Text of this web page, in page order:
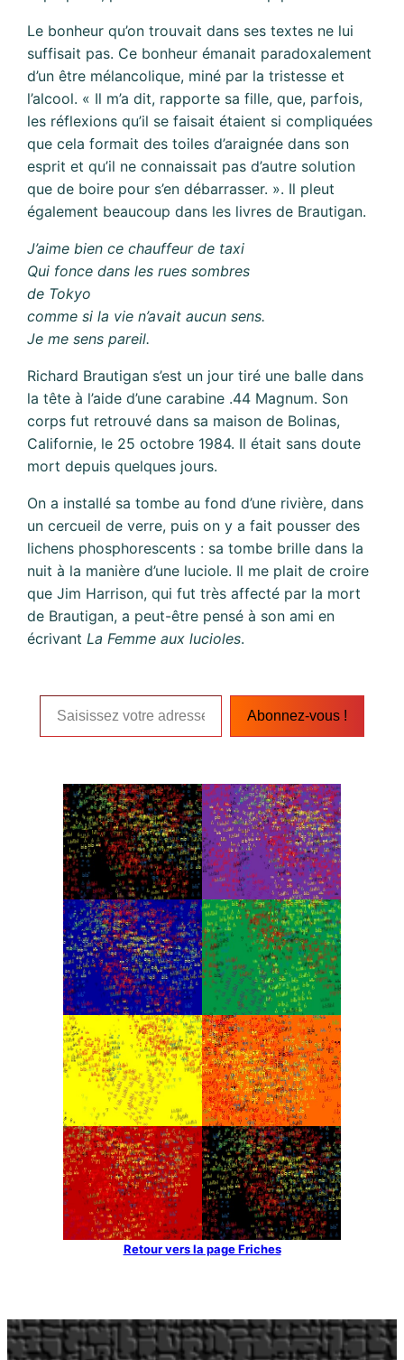
Le bonheur qu’on trouvait dans ses textes ne lui
suffisait pas. Ce bonheur émanait paradoxalement
d’un être mélancolique, miné par la tristesse et
l’alcool. « Il m’a dit, rapporte sa fille, que, parfois,
les réflexions qu’il se faisait étaient si compliquées
que cela formait des toiles d’araignée dans son
esprit et qu’il ne connaissait pas d’autre solution
que de boire pour s’en débarrasser. ». Il pleut
également beaucoup dans les livres de Brautigan.
J’aime bien ce chauffeur de taxi
Qui fonce dans les rues sombres
de Tokyo
comme si la vie n’avait aucun sens.
Je me sens pareil.
Richard Brautigan s’est un jour tiré une balle dans
la tête à l’aide d’une carabine .44 Magnum. Son
corps fut retrouvé dans sa maison de Bolinas,
Californie, le 25 octobre 1984. Il était sans doute
mort depuis quelques jours.
On a installé sa tombe au fond d’une rivière, dans
un cercueil de verre, puis on y a fait pousser des
lichens phosphorescents : sa tombe brille dans la
nuit à la manière d’une luciole. Il me plait de croire
que Jim Harrison, qui fut très affecté par la mort
de Brautigan, a peut-être pensé à son ami en
écrivantLa Femme aux lucioles.
Saisissez votre adresse e-mail…
Abonnez-vous !
Retour vers la page Friches